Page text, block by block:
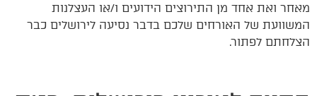
מאחר ואת אחד מן התירוצים הידועים ו/או העצלנות
המשוועת של האורחים שלכם בדבר נסיעה לירושלים כבר
הצלחתם לפתור.